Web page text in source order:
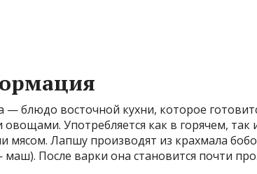
— блюдо восточной кухни, которое
Употребляется как в горячем, так
мясом. Лапшу производят из крахмала
После варки она становится почти